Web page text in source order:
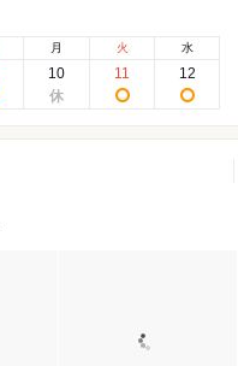
月
10
火
11
水
12